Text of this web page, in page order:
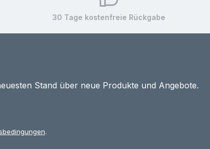
30 Tage kostenfreie Rückgabe
Stand über neue Produkte und Angebote.
.